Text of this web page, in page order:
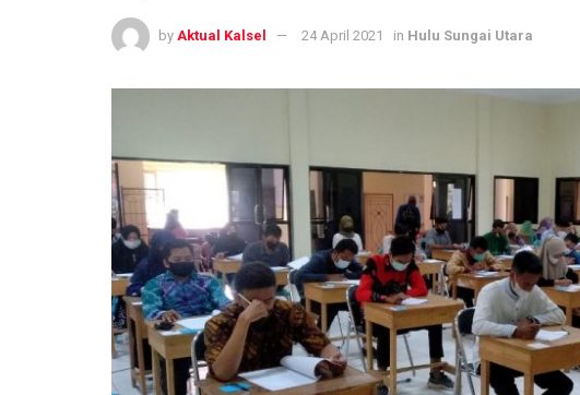
by Aktual Kalsel 24 April 2021 in Hulu Sungai Utara